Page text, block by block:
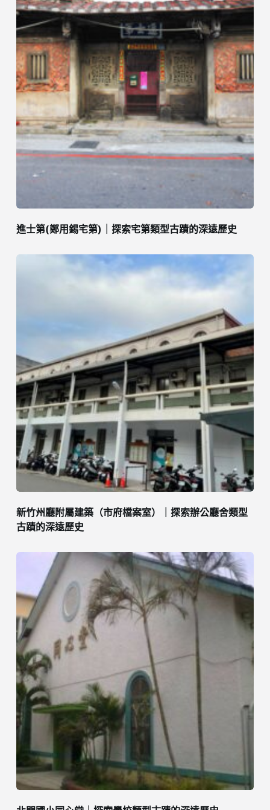
進士第(鄭用錫宅第)｜探索宅第類型古蹟的深遠歷史
新竹州廳附屬建築（市府檔案室）｜探索辦公廳舍類型
古蹟的深遠歷史